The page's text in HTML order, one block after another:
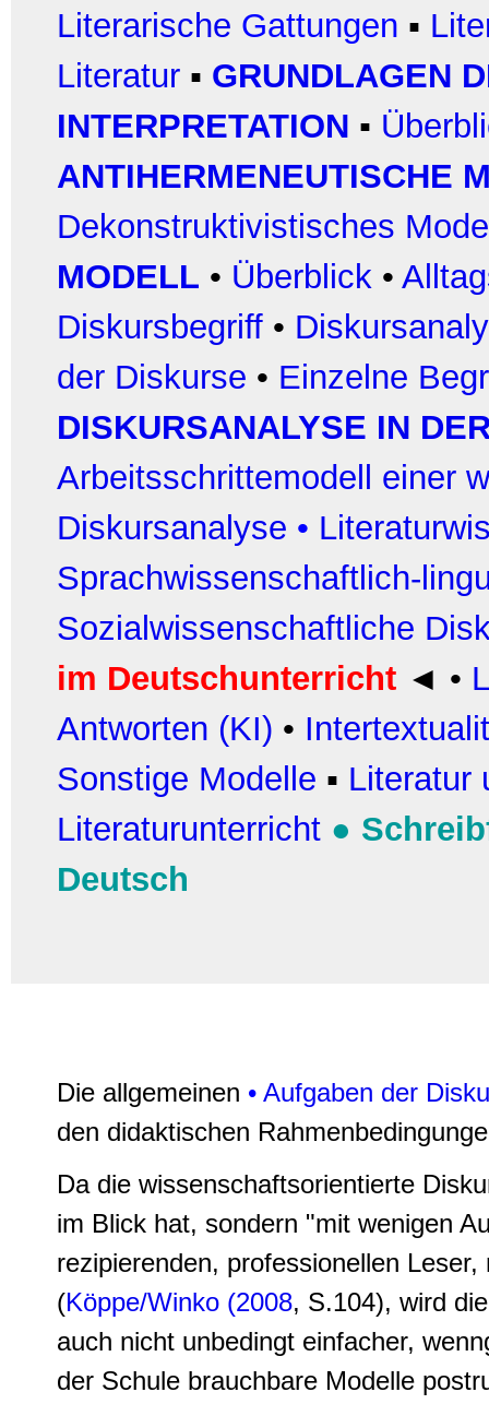
Literarische Gattungen ▪
Literatur ▪ GRUNDLAGEN
INTERPRETATION ▪
ANTIHERMENEUTISCHE
Dekonstruktivistisches
MODELL • Überblick •
Diskursbegriff •
der Diskurse • Einzelne
DISKURSANALYSE IN
Arbeitsschrittemodell einer
Diskursanalyse •
Sprachwissenschaftlich-
Sozialwissenschaftliche
im Deutschunterricht ◄ •
Antworten (KI) •
Sonstige Modelle ▪ Literatur
Literaturunterricht ●
Deutsch
Die allgemeinen • Aufgaben der
den didaktischen
Da die wissenschaftsorientierte
im Blick hat, sondern "mit wenigen
rezipierenden, professionellen
(Köppe/Winko (2008, S.104), wird
auch nicht unbedingt einfacher,
der Schule brauchbare Modelle